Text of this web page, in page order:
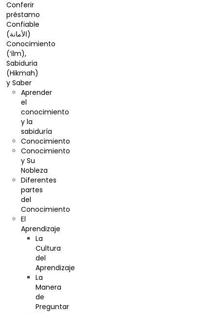
Conferir
préstamo
Confiable
(الأمانة)
Conocimiento
(‘ilm),
Sabiduria
(Hikmah)
y Saber
Aprender
el
conocimiento
y la
sabiduría
Conocimiento
Conocimiento
y Su
Nobleza
Diferentes
partes
del
Conocimiento
El
Aprendizaje
La
Cultura
del
Aprendizaje
La
Manera
de
Preguntar